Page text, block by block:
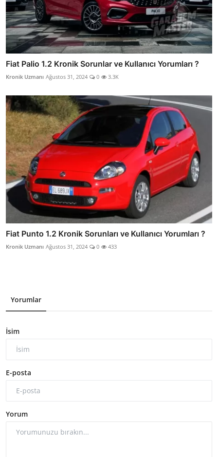
Fiat Palio 1.2 Kronik Sorunlar ve Kullanıcı Yorumları ?
Kronik Uzmanı Ağustos 31, 2024 0 3.3K
Fiat Punto 1.2 Kronik Sorunları ve Kullanıcı Yorumları ?
Kronik Uzmanı Ağustos 31, 2024 0 433
Yorumlar
İsim
E-posta
Yorum